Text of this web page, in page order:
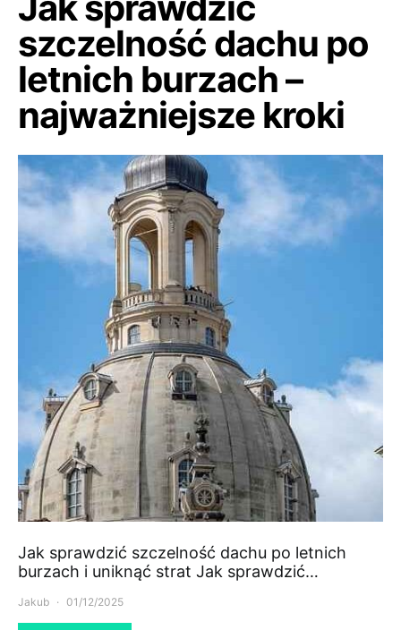
szczelność dachu po
letnich burzach –
najważniejsze kroki
Jak sprawdzić szczelność dachu po letnich
burzach i uniknąć strat Jak sprawdzić…
Jakub 01/12/2025